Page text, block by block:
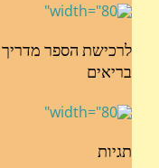
לרכישת הספר מדריך
בריאים
תגיות